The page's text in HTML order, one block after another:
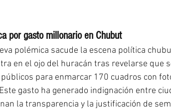
por gasto millonario en Chubut
polémica sacude la escena política
en el ojo del huracán tras revelarse que
para enmarcar 170 cuadros con
gasto ha generado indignación entre
la transparencia y la justificación de